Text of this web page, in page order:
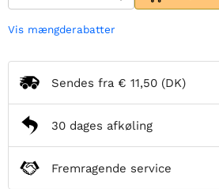
Vis mængderabatter
Sendes fra € 11,50 (DK)
30 dages afkøling
Fremragende service